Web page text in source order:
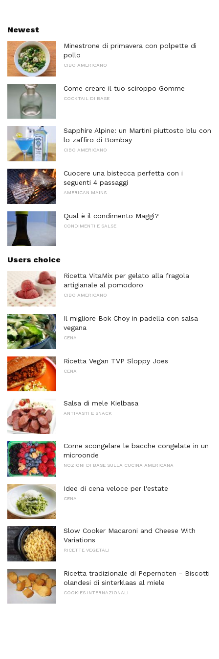
Newest
Minestrone di primavera con polpette di
pollo
CIBO AMERICANO
Come creare il tuo sciroppo Gomme
COCKTAIL DI BASE
Sapphire Alpine: un Martini piuttosto blu con
lo zaffiro di Bombay
CIBO AMERICANO
Cuocere una bistecca perfetta con i
seguenti 4 passaggi
AMERICAN MAINS
Qual è il condimento Maggi?
CONDIMENTI E SALSE
Users choice
Ricetta VitaMix per gelato alla fragola
artigianale al pomodoro
CIBO AMERICANO
Il migliore Bok Choy in padella con salsa
vegana
CENA
Ricetta Vegan TVP Sloppy Joes
CENA
Salsa di mele Kielbasa
ANTIPASTI E SNACK
Come scongelare le bacche congelate in un
microonde
NOZIONI DI BASE SULLA CUCINA AMERICANA
Idee di cena veloce per l'estate
CENA
Slow Cooker Macaroni and Cheese With
Variations
RICETTE VEGETALI
Ricetta tradizionale di Pepernoten - Biscotti
olandesi di sinterklaas al miele
COOKIES INTERNAZIONALI